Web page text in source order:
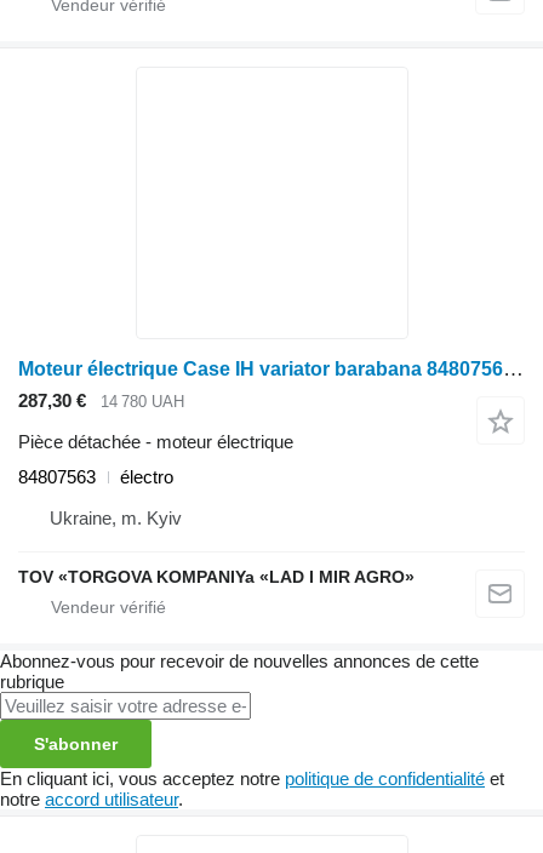
Moteur électrique Case IH variator barabana 84807563 pour moissonneuse-batteuse New Holland CX8080
287,30 € 14 780 UAH
Pièce détachée - moteur électrique
84807563
électro
Ukraine, m. Kyiv
TOV «TORGOVA KOMPANIYa «LAD I MIR AGRO»
Abonnez-vous pour recevoir de nouvelles annonces de cette
rubrique
S'abonner
En cliquant ici, vous acceptez notre politique de confidentialité et
notre accord utilisateur.